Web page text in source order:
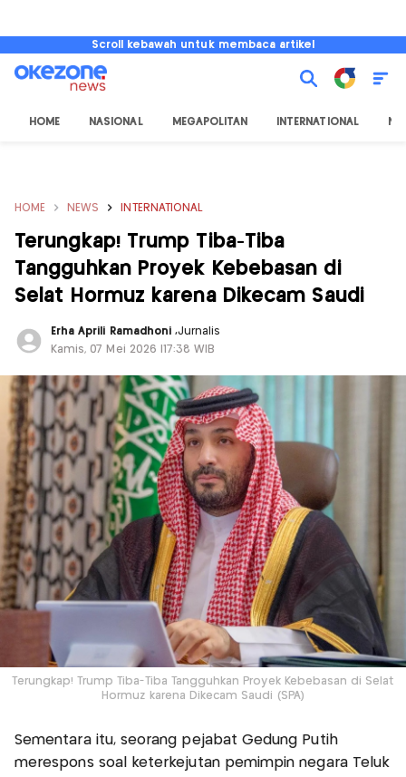
Scroll kebawah untuk membaca artikel
HOME NASIONAL MEGAPOLITAN INTERNATIONAL
HOME NEWS INTERNATIONAL
Terungkap! Trump Tiba-Tiba
Tangguhkan Proyek Kebebasan di
Selat Hormuz karena Dikecam Saudi
Erha Aprili Ramadhoni,Jurnalis
Kamis, 07 Mei 2026 |17:38 WIB
Terungkap! Trump Tiba-Tiba Tangguhkan Proyek Kebebasan di Selat
Hormuz karena Dikecam Saudi (SPA)
Sementara itu, seorang pejabat Gedung Putih
merespons soal keterkejutan pemimpin negara Teluk